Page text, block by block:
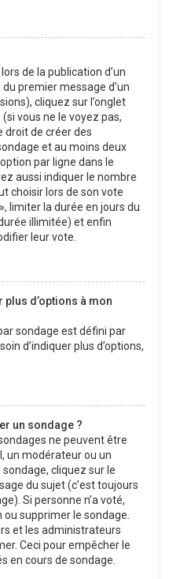
de la publication d’un
premier message d’un
cliquez sur l’onglet
vous ne le voyez pas,
droit de créer des
et au moins deux
par ligne dans le
aussi indiquer le nombre
choisir lors de son vote
limiter la durée en jours du
illimitée) et enfin
leur vote.
d’options à mon
sondage est défini par
d’indiquer plus d’options,
un sondage ?
ne peuvent être
un modérateur ou un
cliquez sur le
du sujet (c’est toujours
Si personne n’a voté,
supprimer le sondage.
et les administrateurs
Ceci pour empêcher le
en cours de sondage.